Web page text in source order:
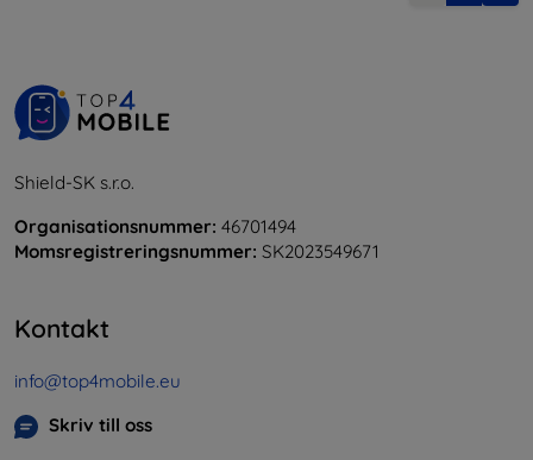
Shield-SK s.r.o.
Organisationsnummer: 46701494
Momsregistreringsnummer: SK2023549671
Kontakt
info@top4mobile.eu
Skriv till oss